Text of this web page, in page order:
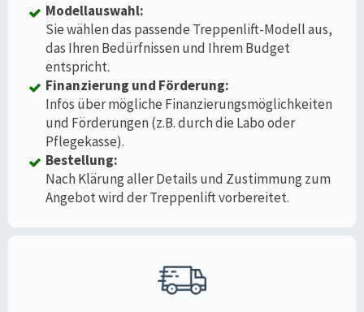
Modellauswahl:
Sie wählen das passende Treppenlift-Modell aus,
das Ihren Bedürfnissen und Ihrem Budget
entspricht.
Finanzierung und Förderung:
Infos über mögliche Finanzierungsmöglichkeiten
und Förderungen (z.B. durch die Labo oder
Pflegekasse).
Bestellung:
Nach Klärung aller Details und Zustimmung zum
Angebot wird der Treppenlift vorbereitet.